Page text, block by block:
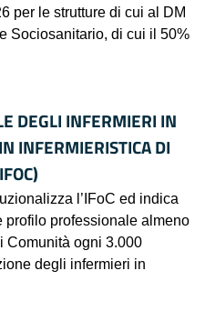
per le strutture di cui al DM
Sociosanitario, di cui il 50%
DEGLI INFERMIERI IN
INFERMIERISTICA DI
l’IFoC ed indica
profilo professionale almeno
Comunità ogni 3.000
degli infermieri in